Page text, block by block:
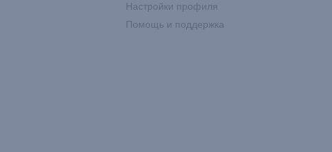
Настройки профиля
Помощь и поддержка